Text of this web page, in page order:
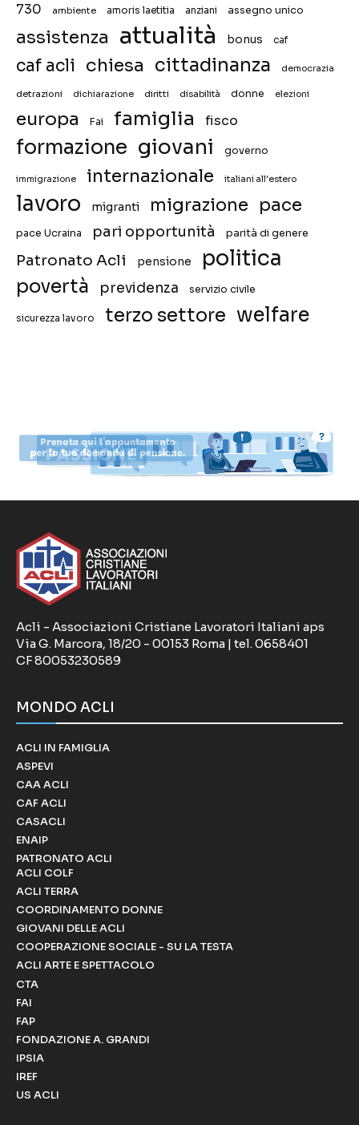
730 ambiente amoris laetitia anziani assegno unico
assistenza attualità bonus caf
caf acli chiesa cittadinanza democrazia
detrazioni dichiarazione diritti disabilità donne elezioni
europa Fai famiglia fisco
formazione giovani governo
immigrazione internazionale italiani all'estero
lavoro migranti migrazione pace
pace Ucraina pari opportunità parità di genere
Patronato Acli pensione politica
povertà previdenza servizio civile
sicurezza lavoro terzo settore welfare
Acli - Associazioni Cristiane Lavoratori Italiani aps
Via G. Marcora, 18/20 - 00153 Roma | tel. 0658401
CF 80053230589
MONDO ACLI
ACLI IN FAMIGLIA
ASPEVI
CAA ACLI
CAF ACLI
CASACLI
ENAIP
PATRONATO ACLI
ACLI COLF
ACLI TERRA
COORDINAMENTO DONNE
GIOVANI DELLE ACLI
COOPERAZIONE SOCIALE - SU LA TESTA
ACLI ARTE E SPETTACOLO
CTA
FAI
FAP
FONDAZIONE A. GRANDI
IPSIA
IREF
US ACLI